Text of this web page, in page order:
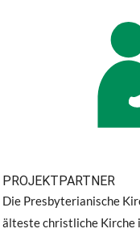
PROJEKTPARTNER
Die Presbyterianische
älteste christliche Kirche